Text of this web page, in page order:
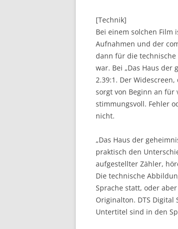
[Technik]
Bei einem solchen
Aufnahmen und der
dann für die technische
war. Bei „Das Haus
2.39:1. Der
sorgt von Beginn an für
stimmungsvoll. Fehler
nicht.
„Das Haus der
praktisch den
aufgestellter Zähler,
Die technische
Sprache statt, oder
Originalton. DTS Digital
Untertitel sind in den